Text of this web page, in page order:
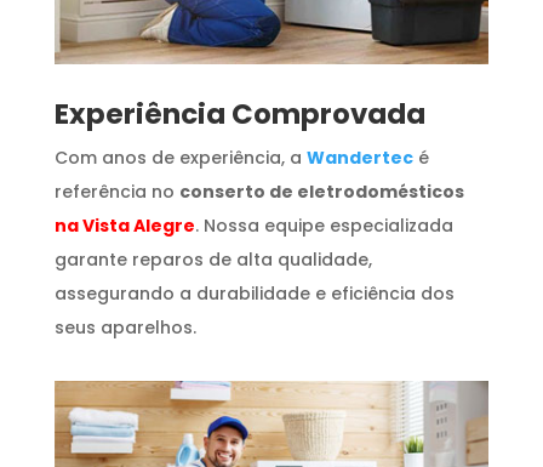
​Experiência Comprovada
Com anos de experiência, a Wandertecé
referência no conserto de eletrodomésticos
na Vista Alegre. Nossa equipe especializada
garante reparos de alta qualidade,
assegurando a durabilidade e eficiência dos
seus aparelhos.